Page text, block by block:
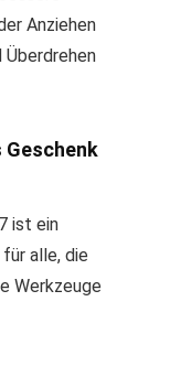
Anziehen
Überdrehen
Geschenk
ist ein
alle, die
Werkzeuge